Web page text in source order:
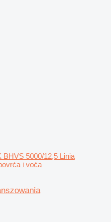
BHVS 5000/12,5 Linia
i voća